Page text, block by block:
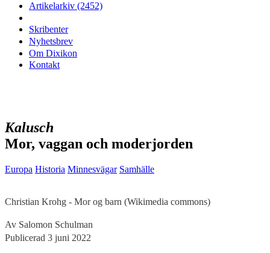
Artikelarkiv (2452)
Skribenter
Nyhetsbrev
Om Dixikon
Kontakt
Kalusch
Mor, vaggan och moderjorden
Europa Historia Minnesvägar Samhälle
Christian Krohg - Mor og barn (Wikimedia commons)
Av Salomon Schulman
Publicerad 3 juni 2022